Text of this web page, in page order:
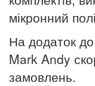
мікронний
На додаток
Mark Andy
замовлень.